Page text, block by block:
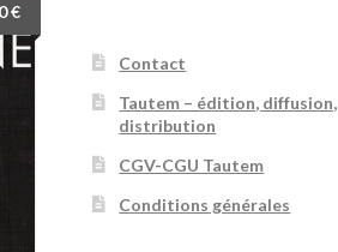
€
Contact
Tautem – édition, diffusion,
distribution
CGV-CGU Tautem
Conditions générales